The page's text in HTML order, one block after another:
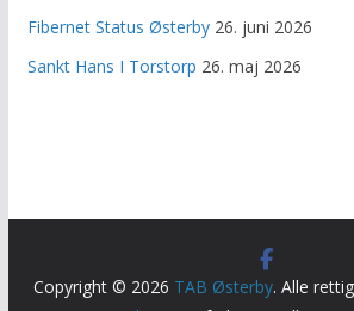
Fibernet Status Østerby 26. juni 2026
Sankt Hans I Torstorp 26. maj 2026
Copyright © 2026 TAB Østerby. Alle